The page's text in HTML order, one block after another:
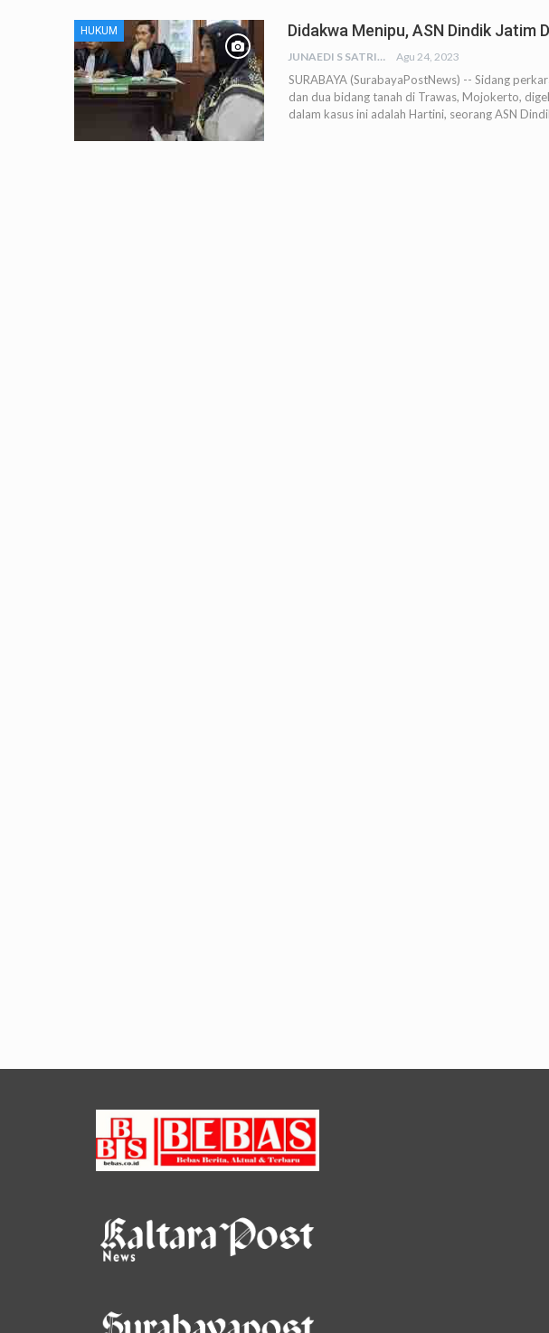
HUKUM Didakwa Menipu, ASN Dindik Jatim
JUNAEDI S SATRIA Agu 24, 2023
SURABAYA (SurabayaPostNews) -- Sidang
dan dua bidang tanah di Trawas, Mojokerto,
dalam kasus ini adalah Hartini, seorang ASN